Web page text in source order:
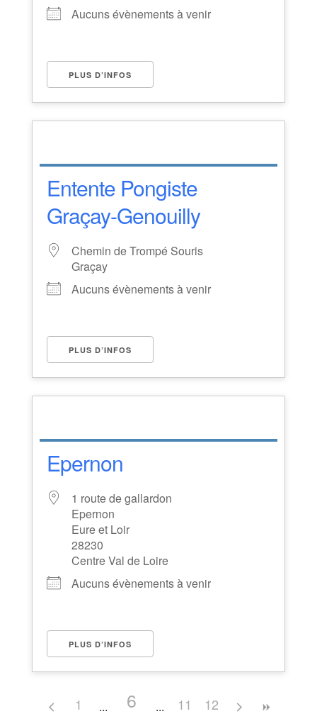
Aucuns évènements à venir
PLUS D’INFOS
Entente Pongiste
Graçay-Genouilly
Chemin de Trompé Souris
Graçay
Aucuns évènements à venir
PLUS D’INFOS
Epernon
1 route de gallardon
Epernon
Eure et Loir
28230
Centre Val de Loire
Aucuns évènements à venir
PLUS D’INFOS
1 6 11 12